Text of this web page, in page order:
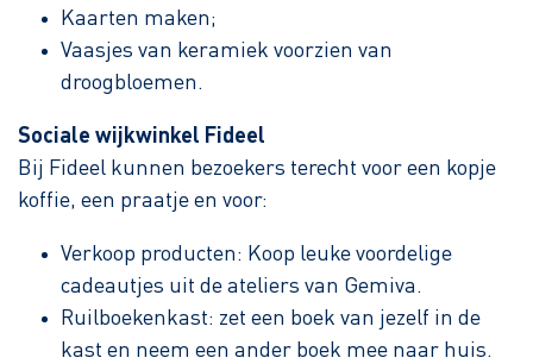
Kaarten maken;
Vaasjes van keramiek voorzien van
droogbloemen.
Sociale wijkwinkel Fideel
Bij Fideel kunnen bezoekers terecht voor een kopje
koffie, een praatje en voor:
Verkoop producten: Koop leuke voordelige
cadeautjes uit de ateliers van Gemiva.
Ruilboekenkast: zet een boek van jezelf in de
kast en neem een ander boek mee naar huis.